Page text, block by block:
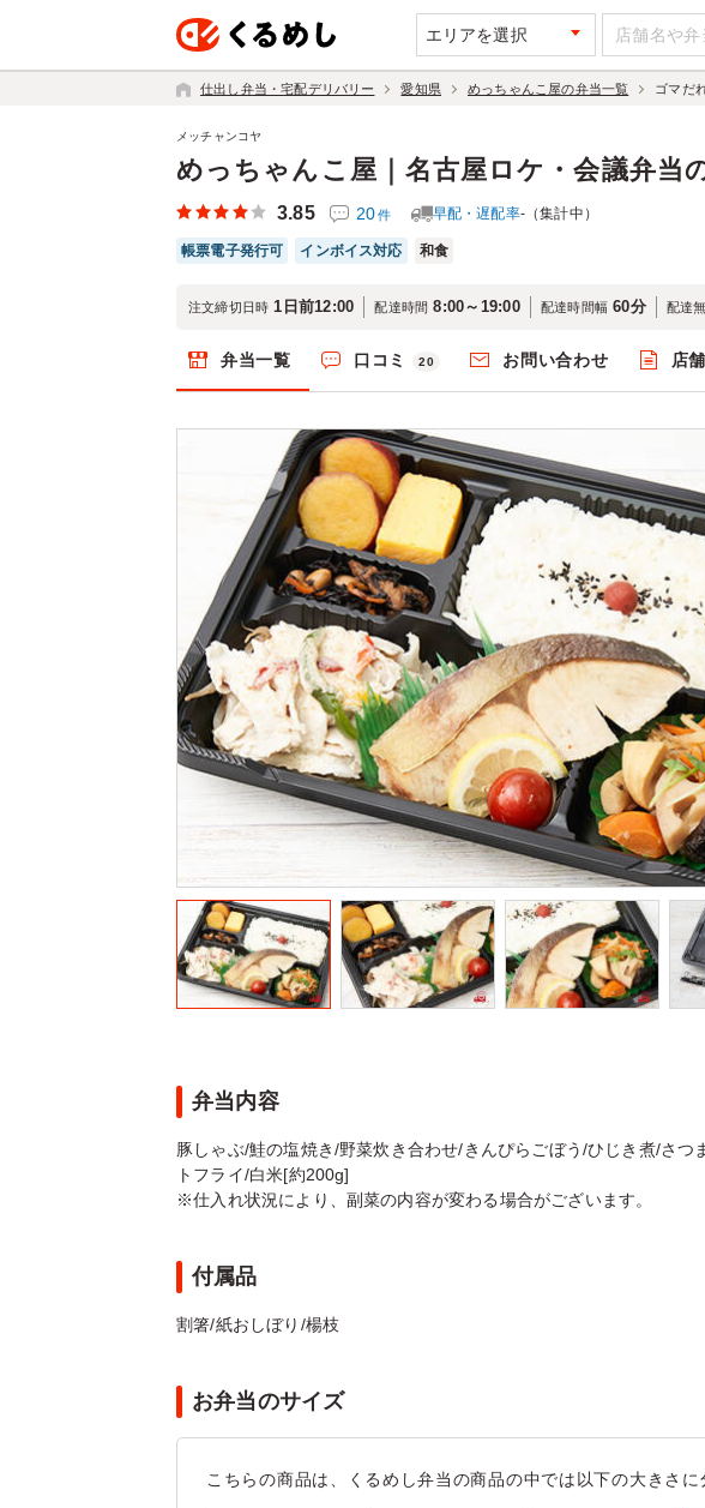
エリアを選択
仕出し弁当・宅配デリバリー 愛知県 めっちゃんこ屋の弁当一覧 ゴマだ
めっちゃんこ屋｜名古屋ロケ・会議弁当
メッチャンコヤ
3.85 20件 早配・遅配率-（集計中）
帳票電子発行可 インボイス対応 和食
注文締切日時 1日前12:00 配達時間 8:00～19:00 配達時間幅 60分 配達
弁当一覧 口コミ 20 お問い合わせ 店
弁当内容
豚しゃぶ/鮭の塩焼き/野菜炊き合わせ/きんぴらごぼう/ひじき煮/さ
トフライ/白米[約200g]
※仕入れ状況により、副菜の内容が変わる場合がございます。
付属品
割箸/紙おしぼり/楊枝
お弁当のサイズ
こちらの商品は、くるめし弁当の商品の中では以下の大きさに